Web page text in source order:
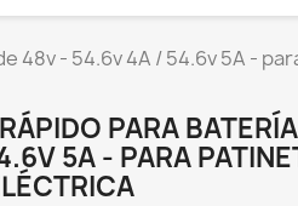
48v - 54.6v 4A / 54.6v 5A -
PARA
5A - PARA